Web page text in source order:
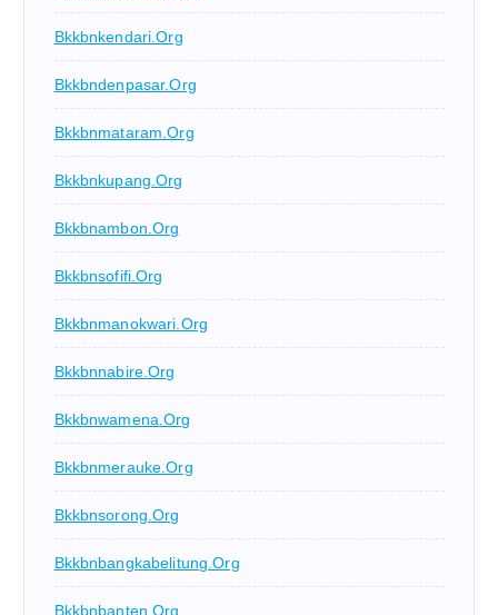
Bkkbnkendari.org
Bkkbndenpasar.org
Bkkbnmataram.org
Bkkbnkupang.org
Bkkbnambon.org
Bkkbnsofifi.org
Bkkbnmanokwari.org
Bkkbnnabire.org
Bkkbnwamena.org
Bkkbnmerauke.org
Bkkbnsorong.org
Bkkbnbangkabelitung.org
Bkkbnbanten.org